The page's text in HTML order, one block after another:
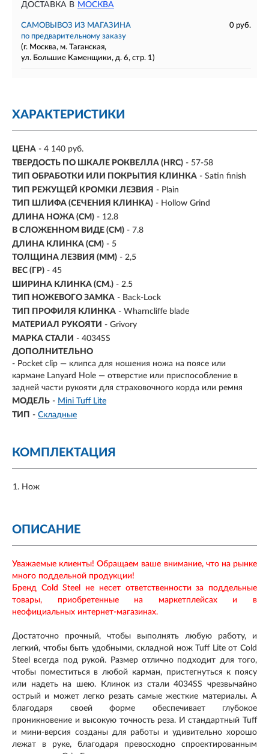
ДОСТАВКА В МОСКВА
САМОВЫВОЗ ИЗ МАГАЗИНА
0 руб.
по предварительному заказу
(г. Москва, м. Таганская,
ул. Большие Каменщики, д. 6, стр. 1)
ХАРАКТЕРИСТИКИ
ЦЕНА - 4 140 руб.
ТВЕРДОСТЬ ПО ШКАЛЕ РОКВЕЛЛА (HRC) - 57-58
ТИП ОБРАБОТКИ ИЛИ ПОКРЫТИЯ КЛИНКА - Satin finish
ТИП РЕЖУЩЕЙ КРОМКИ ЛЕЗВИЯ - Plain
ТИП ШЛИФА (СЕЧЕНИЯ КЛИНКА) - Hollow Grind
ДЛИНА НОЖА (СМ) - 12.8
В СЛОЖЕННОМ ВИДЕ (СМ) - 7.8
ДЛИНА КЛИНКА (СМ) - 5
ТОЛЩИНА ЛЕЗВИЯ (ММ) - 2,5
ВЕС (ГР) - 45
ШИРИНА КЛИНКА (СМ.) - 2.5
ТИП НОЖЕВОГО ЗАМКА - Back-Lock
ТИП ПРОФИЛЯ КЛИНКА - Wharncliffe blade
МАТЕРИАЛ РУКОЯТИ - Grivory
МАРКА СТАЛИ - 4034SS
ДОПОЛНИТЕЛЬНО
- Pocket clip — клипса для ношения ножа на поясе или
кармане Lanyard Hole — отверстие или приспособление в
задней части рукояти для страховочного корда или ремня
МОДЕЛЬ - Mini Tuff Lite
ТИП - Складные
КОМПЛЕКТАЦИЯ
Нож
ОПИСАНИЕ
Уважаемые клиенты! Обращаем ваше внимание, что на рынке
много поддельной продукции!
Бренд Cold Steel не несет ответственности за поддельные
товары, приобретенные на маркетплейсах и в
неофициальных интернет-магазинах.
Достаточно прочный, чтобы выполнять любую работу, и
легкий, чтобы быть удобными, складной нож Tuff Lite от Cold
Steel всегда под рукой. Размер отлично подходит для того,
чтобы поместиться в любой карман, пристегнуться к поясу
или надеть на шею. Клинок из стали 4034SS чрезвычайно
острый и может легко резать самые жесткие материалы. А
благодаря своей форме обеспечивает глубокое
проникновение и высокую точность реза. И стандартный Tuff
и мини-версия созданы для работы и удивительно хорошо
лежат в руке, благодаря превосходно спроектированным